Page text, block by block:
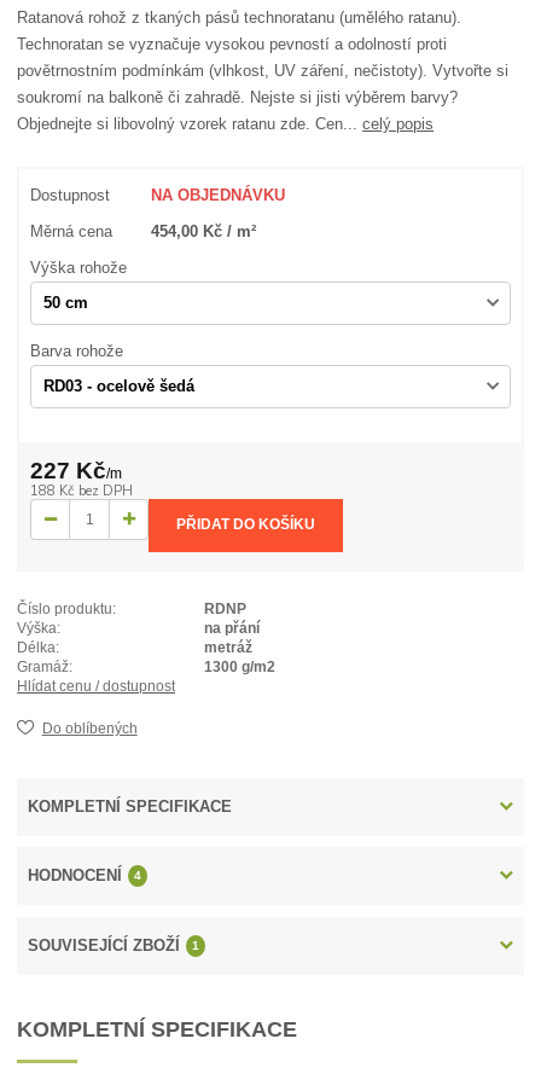
Ratanová rohož z tkaných pásů technoratanu (umělého ratanu).
Technoratan se vyznačuje vysokou pevností a odolností proti
povětrnostním podmínkám (vlhkost, UV záření, nečistoty). Vytvořte si
soukromí na balkoně či zahradě. Nejste si jisti výběrem barvy?
Objednejte si libovolný vzorek ratanu zde. Cen...celý popis
Dostupnost NA OBJEDNÁVKU
Měrná cena 454,00 Kč / m²
Výška rohože
Barva rohože
227 Kč/m
188 Kč bez DPH
PŘIDAT DO KOŠÍKU
Číslo produktu:
RDNP
Výška:
na přání
Délka:
metráž
Gramáž:
1300 g/m2
Hlídat cenu / dostupnost
Do oblíbených
KOMPLETNÍ SPECIFIKACE
HODNOCENÍ 4
SOUVISEJÍCÍ ZBOŽÍ 1
KOMPLETNÍ SPECIFIKACE